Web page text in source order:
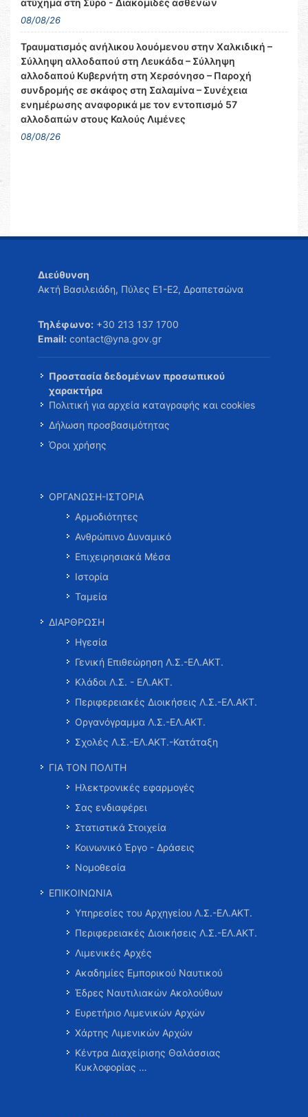
ατύχημα στη Σύρο - Διακομιδές ασθενών
08/08/26
Τραυματισμός ανήλικου λουόμενου στην Χαλκιδική –
Σύλληψη αλλοδαπού στη Λευκάδα – Σύλληψη
αλλοδαπού Κυβερνήτη στη Χερσόνησο – Παροχή
συνδρομής σε σκάφος στη Σαλαμίνα – Συνέχεια
ενημέρωσης αναφορικά με τον εντοπισμό 57
αλλοδαπών στους Καλούς Λιμένες
08/08/26
Διεύθυνση
Ακτή Βασιλειάδη, Πύλες Ε1-Ε2, Δραπετσώνα
Τηλέφωνο: +30 213 137 1700
Email: contact@yna.gov.gr
Προστασία δεδομένων προσωπικού
χαρακτήρα
Πολιτική για αρχεία καταγραφής και cookies
Δήλωση προσβασιμότητας
Όροι χρήσης
ΟΡΓΑΝΩΣΗ-ΙΣΤΟΡΙΑ
Αρμοδιότητες
Ανθρώπινο Δυναμικό
Επιχειρησιακά Μέσα
Ιστορία
Ταμεία
ΔΙΑΡΘΡΩΣΗ
Ηγεσία
Γενική Επιθεώρηση Λ.Σ.-ΕΛ.ΑΚΤ.
Κλάδοι Λ.Σ. - ΕΛ.ΑΚΤ.
Περιφερειακές Διοικήσεις Λ.Σ.-ΕΛ.ΑΚΤ.
Οργανόγραμμα Λ.Σ.-ΕΛ.ΑΚΤ.
Σχολές Λ.Σ.-ΕΛ.ΑΚΤ.-Κατάταξη
ΓΙΑ ΤΟΝ ΠΟΛΙΤΗ
Ηλεκτρονικές εφαρμογές
Σας ενδιαφέρει
Στατιστικά Στοιχεία
Κοινωνικό Έργο - Δράσεις
Νομοθεσία
ΕΠΙΚΟΙΝΩΝΙΑ
Υπηρεσίες του Αρχηγείου Λ.Σ.-ΕΛ.ΑΚΤ.
Περιφερειακές Διοικήσεις Λ.Σ.-ΕΛ.ΑΚΤ.
Λιμενικές Αρχές
Ακαδημίες Εμπορικού Ναυτικού
Έδρες Ναυτιλιακών Ακολούθων
Ευρετήριο Λιμενικών Αρχών
Χάρτης Λιμενικών Αρχών
Κέντρα Διαχείρισης Θαλάσσιας
Κυκλοφορίας …